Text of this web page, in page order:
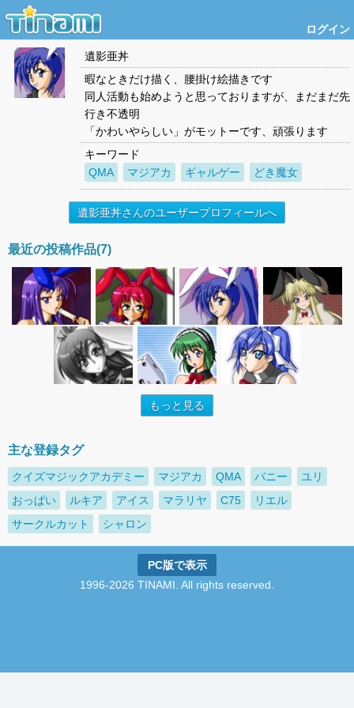
ログイン
遺影亜丼
暇なときだけ描く、腰掛け絵描きです
同人活動も始めようと思っておりますが、まだまだ先
行き不透明
「かわいやらしい」がモットーです、頑張ります
キーワード
QMA
マジアカ ギャルゲー どき魔女
遺影亜丼さんのユーザープロフィールへ
最近の投稿作品(7)
もっと見る
主な登録タグ
クイズマジックアカデミー マジアカ QMA バニー
ユリ
おっぱい
ルキア アイス マラリヤ C75
リエル
サークルカット
シャロン
PC版で表示
1996-2026 TINAMI. All rights reserved.